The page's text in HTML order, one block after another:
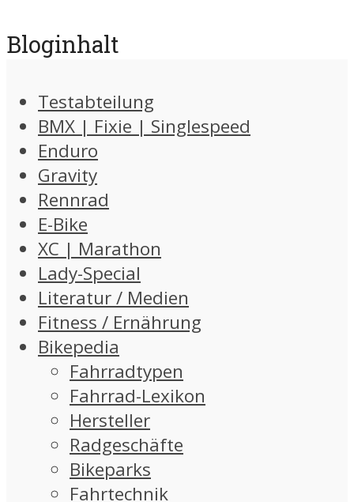
Bloginhalt
Testabteilung
BMX | Fixie | Singlespeed
Enduro
Gravity
Rennrad
E-Bike
XC | Marathon
Lady-Special
Literatur / Medien
Fitness / Ernährung
Bikepedia
Fahrradtypen
Fahrrad-Lexikon
Hersteller
Radgeschäfte
Bikeparks
Fahrtechnik